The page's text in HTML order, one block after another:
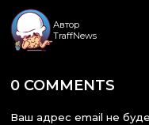
Автор
TraffNews
0 COMMENTS
Ваш адрес email не